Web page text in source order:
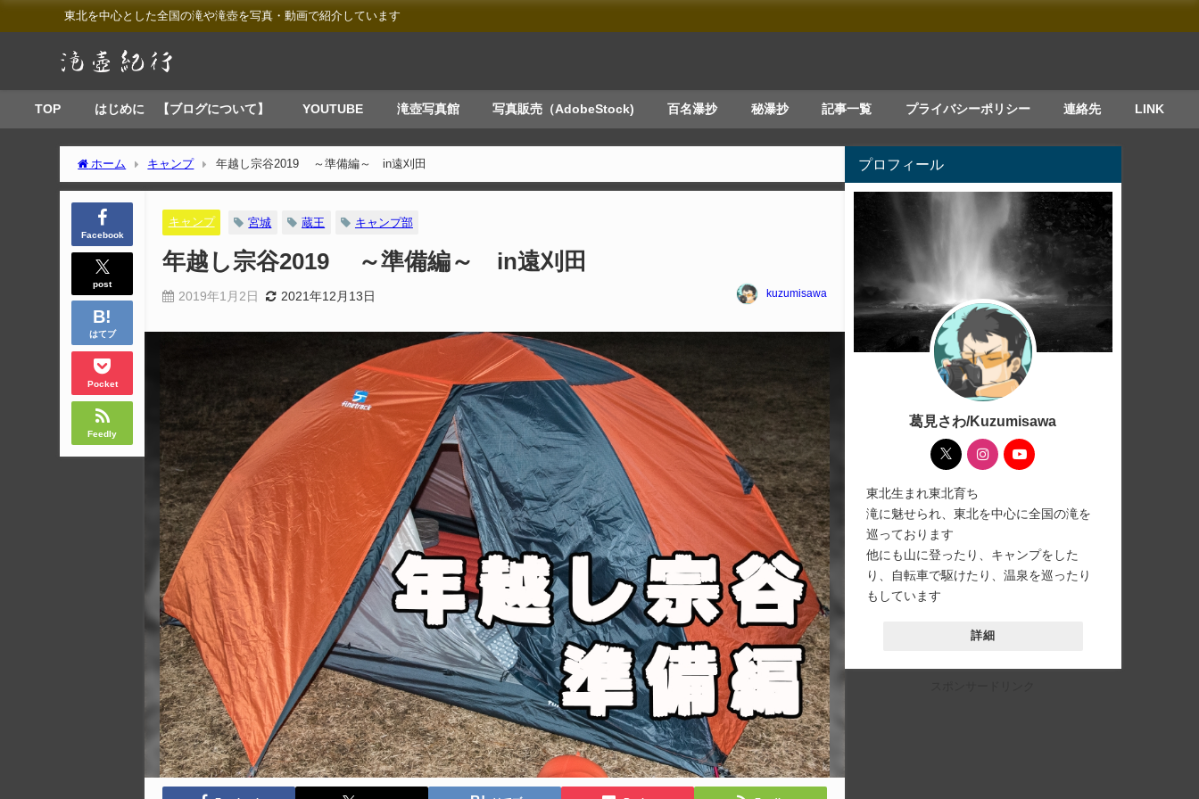
東北を中心とした全国の滝や滝壺を写真・動画で紹介しています
TOP はじめに 【ブログについて】 YOUTUBE 滝壺写真館 写真販売（AdobeStock) 百名瀑抄 秘瀑抄 記事一覧 プライバシーポリシー 連絡先 LINK
ホーム キャンプ 年越し宗谷2019 ～準備編～ in遠刈田
Facebook
post
はてブ
Pocket
Feedly
キャンプ 宮城 蔵王 キャンプ部
年越し宗谷2019 ～準備編～ in遠刈田
2019年1月2日 2021年12月13日 kuzumisawa
プロフィール
葛見さわ/Kuzumisawa
東北生まれ東北育ち
滝に魅せられ、東北を中心に全国の滝を
巡っております
他にも山に登ったり、キャンプをした
り、自転車で駆けたり、温泉を巡ったり
もしています
詳細